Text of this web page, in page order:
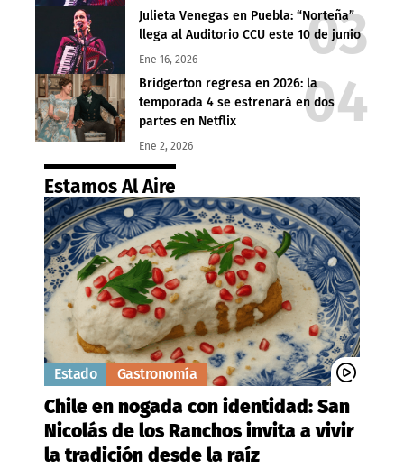
Julieta Venegas en Puebla: “Norteña”
llega al Auditorio CCU este 10 de junio
Ene 16, 2026
Bridgerton regresa en 2026: la
temporada 4 se estrenará en dos
partes en Netflix
Ene 2, 2026
Estamos Al Aire
Estado Gastronomía
Chile en nogada con identidad: San
Nicolás de los Ranchos invita a vivir
la tradición desde la raíz